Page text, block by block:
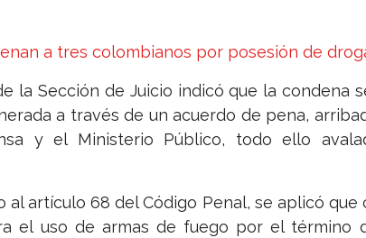
a tres colombianos por posesión de
la Sección de Juicio indicó que la condena
a través de un acuerdo de pena,
y el Ministerio Público, todo ello
al artículo 68 del Código Penal, se aplicó que
el uso de armas de fuego por el término